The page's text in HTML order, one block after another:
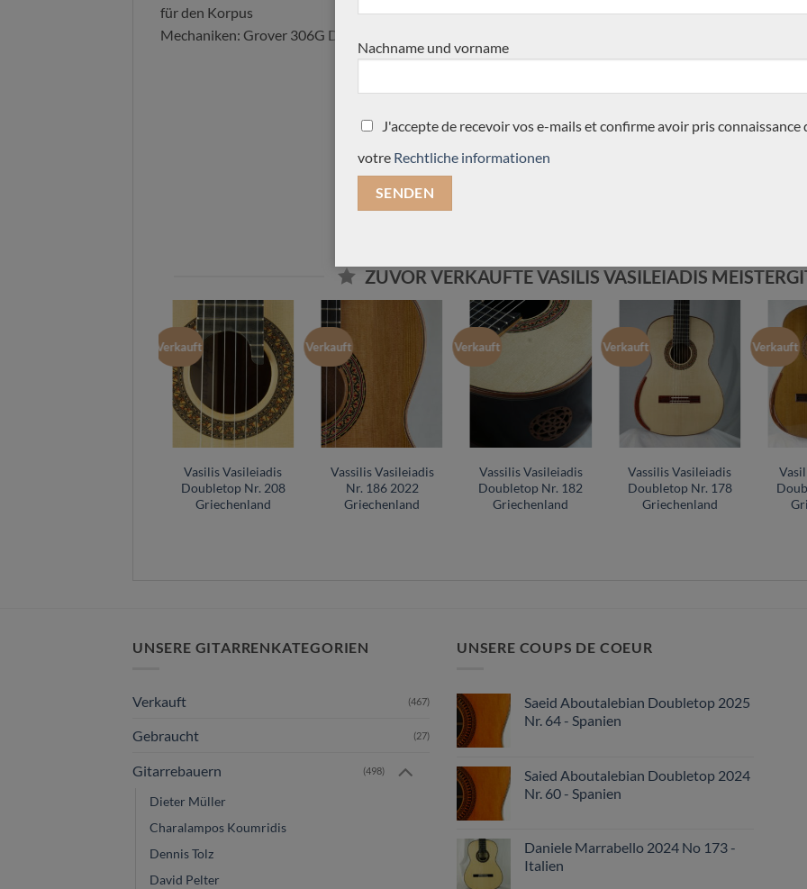
für den Korpus
Mechaniken: Grover 306G Delux Hauser Gold
ZUVOR VERKAUFTE VASILIS VASILEIADIS
Verkauft
Vasilis Vasileiadis
Doubletop Nr. 208
Griechenland
Verkauft
Vassilis Vasileiadis
Nr. 186 2022
Griechenland
Verkauft
Vassilis Vasileiadis
Doubletop Nr. 182
Griechenland
Verkauft
Vassilis Vasileiadis
Doubletop Nr. 178
Griechenland
Verkauft
UNSERE GITARRENKATEGORIEN
Verkauft (467)
Gebraucht (27)
Gitarrebauern (498)
Dieter Müller
Charalampos Koumridis
Dennis Tolz
David Pelter
UNSERE COUPS DE COEUR
Saeid Aboutalebian Doubletop 2025
Nr. 64 - Spanien
Saied Aboutalebian Doubletop 2024
Nr. 60 - Spanien
Daniele Marrabello 2024 No 173 -
Italien
Nachname und vorname
J'accepte de recevoir vos e-mails et confirme avoir pris connaissance
votre Rechtliche informationen